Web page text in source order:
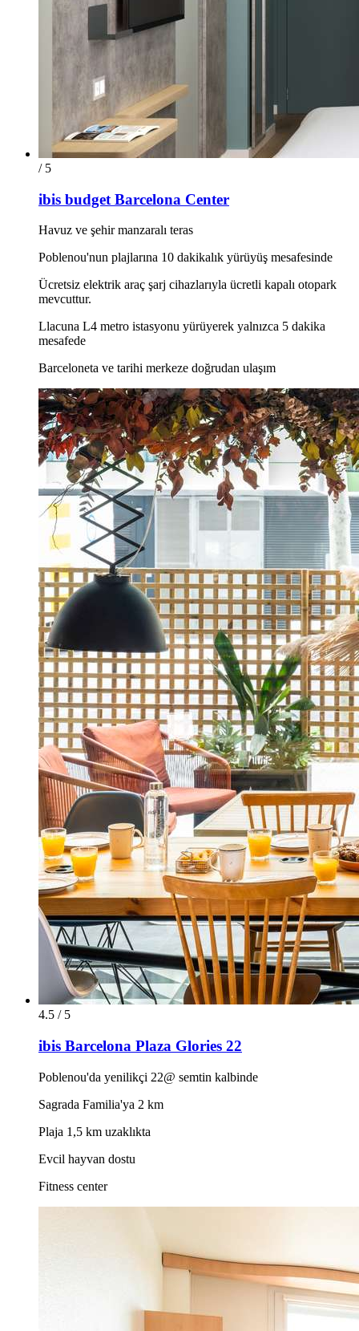
/ 5
ibis budget Barcelona Center
Havuz ve şehir manzaralı teras
Poblenou'nun plajlarına 10 dakikalık yürüyüş mesafesinde
Ücretsiz elektrik araç şarj cihazlarıyla ücretli kapalı otopark
mevcuttur.
Llacuna L4 metro istasyonu yürüyerek yalnızca 5 dakika
mesafede
Barceloneta ve tarihi merkeze doğrudan ulaşım
4.5 / 5
ibis Barcelona Plaza Glories 22
Poblenou'da yenilikçi 22@ semtin kalbinde
Sagrada Familia'ya 2 km
Plaja 1,5 km uzaklıkta
Evcil hayvan dostu
Fitness center